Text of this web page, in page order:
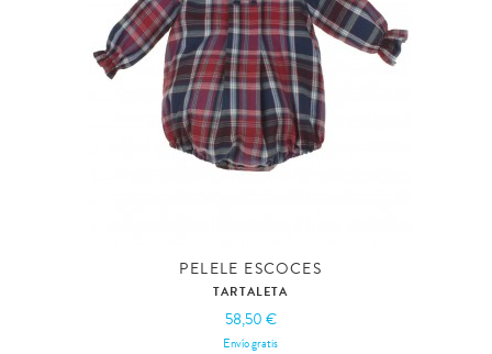
PELELE ESCOCES
TARTALETA
58,50 €
Envío gratis